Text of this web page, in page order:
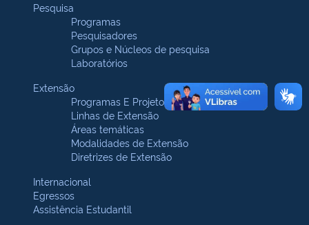
Pesquisa
Programas
Pesquisadores
Grupos e Núcleos de pesquisa
Laboratórios
Extensão
Programas E Projetos
Linhas de Extensão
Áreas temáticas
Modalidades de Extensão
Diretrizes de Extensão
Internacional
Egressos
Assistência Estudantil